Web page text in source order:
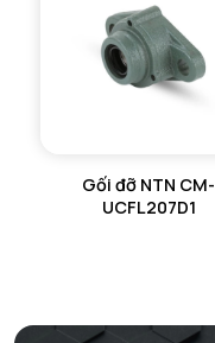
Gối đỡ NTN CM-
UCFL207D1